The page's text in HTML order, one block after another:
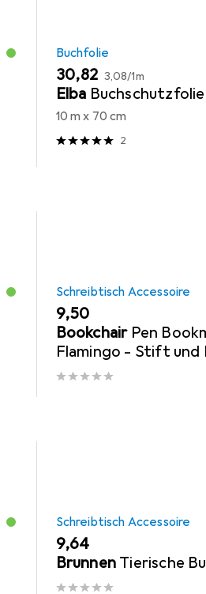
Buchfolie
EUR
30,82 EUR
3,08/1m
Elba Buchschutzfolie
10 m x 70 cm
2
Schreibtisch Accessoire
EUR
9,50
Bookchair Pen
Flamingo - Stift und
Schreibtisch Accessoire
EUR
9,64
Brunnen Tierische